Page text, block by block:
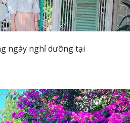
ngày nghỉ dưỡng tại